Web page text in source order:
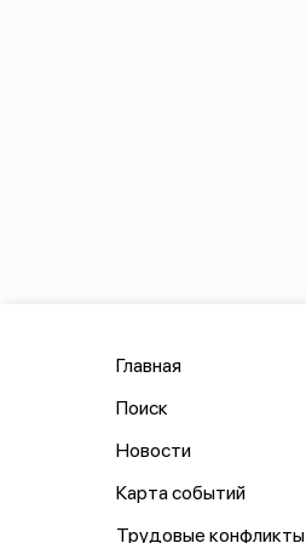
Главная
Поиск
Новости
Карта событий
Трудовые конфликты